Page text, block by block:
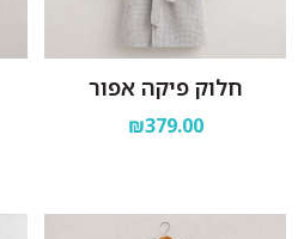
חלוק פיקה אפור
₪379.00